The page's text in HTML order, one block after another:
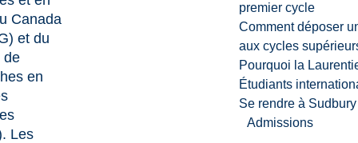
premier cycle
Comment déposer
aux cycles
Pourquoi la
Étudiants
Se rendre à Sudbury
Admissions
Canada
et du
de
en
Les